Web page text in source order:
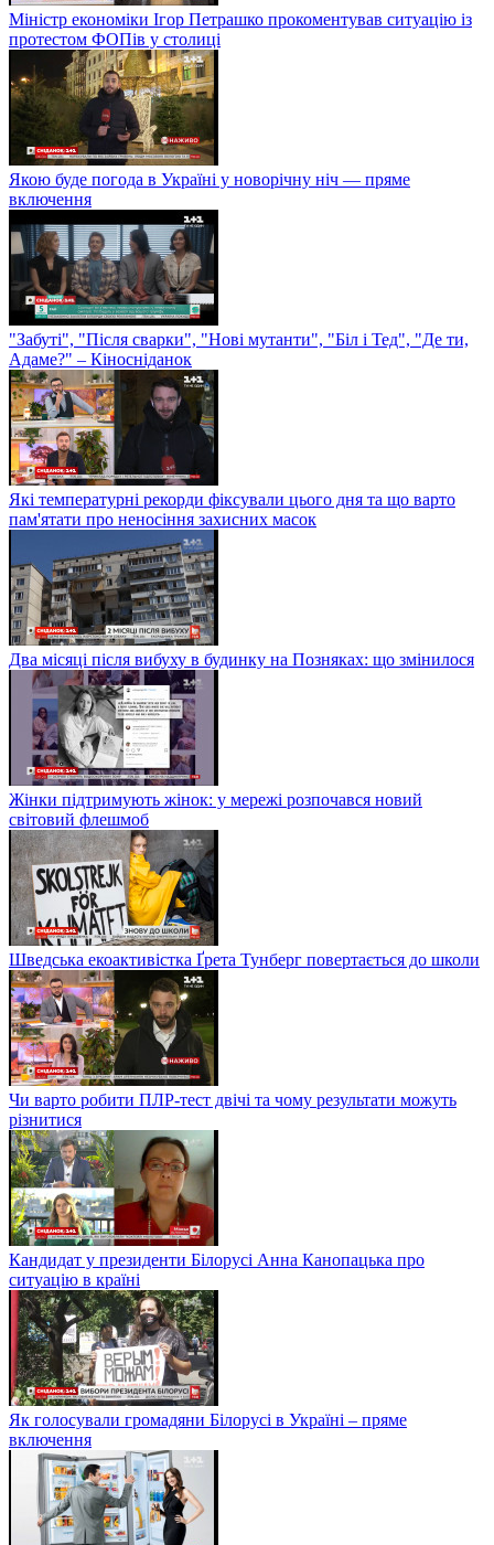
Міністр економіки Ігор Петрашко прокоментував ситуацію із
протестом ФОПів у столиці
Якою буде погода в Україні у новорічну ніч — пряме
включення
"Забуті", "Після сварки", "Нові мутанти", "Біл і Тед", "Де ти,
Адаме?" – Кіносніданок
Які температурні рекорди фіксували цього дня та що варто
пам'ятати про неносіння захисних масок
Два місяці після вибуху в будинку на Позняках: що змінилося
Жінки підтримують жінок: у мережі розпочався новий
світовий флешмоб
Шведська екоактивістка Ґрета Тунберг повертається до школи
Чи варто робити ПЛР-тест двічі та чому результати можуть
різнитися
Кандидат у президенти Білорусі Анна Канопацька про
ситуацію в країні
Як голосували громадяни Білорусі в Україні – пряме
включення